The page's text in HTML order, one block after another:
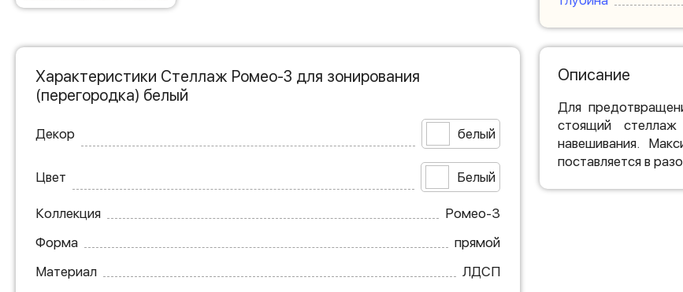
Характеристики Стеллаж Ромео-3 для зонирования
(перегородка) белый
Декор белый
Цвет Белый
Коллекция
Ромео-3
Форма
прямой
Материал
ЛДСП
Описание
Для
стоящий
навешивания.
поставляется в